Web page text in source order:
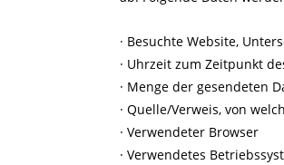
· Besuchte Website,
· Uhrzeit zum Zeitpunkt
· Menge der gesendeten
· Quelle/Verweis, von
· Verwendeter Browser
· Verwendetes